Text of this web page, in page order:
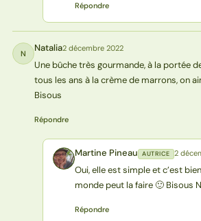
Répondre
N Natalia2 décembre 2022
Une bûche très gourmande, à la portée
tous les ans à la crème de marrons, on
Bisous
Répondre
MP Martine Pineau AUTRICE 2
Oui, elle est simple et c’est
monde peut la faire 🙂 Bisous
Répondre